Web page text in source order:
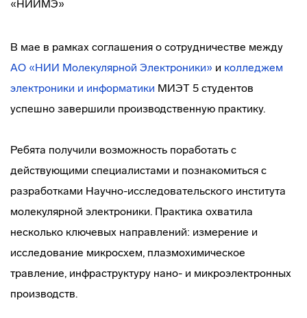
В мае в рамках соглашения о сотрудничестве между
АО «НИИ Молекулярной Электроники» и колледжем
электроники и информатики МИЭТ 5 студентов
успешно завершили производственную практику.
Ребята получили возможность поработать с
действующими специалистами и познакомиться с
разработками Научно-исследовательского института
молекулярной электроники. Практика охватила
несколько ключевых направлений: измерение и
исследование микросхем, плазмохимическое
травление, инфраструктуру нано- и микроэлектронных
производств.